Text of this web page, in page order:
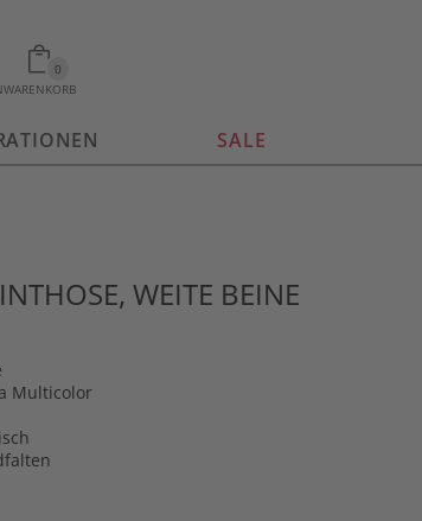
0
WARENKORB
SALE
WEITE BEINE
Multicolor